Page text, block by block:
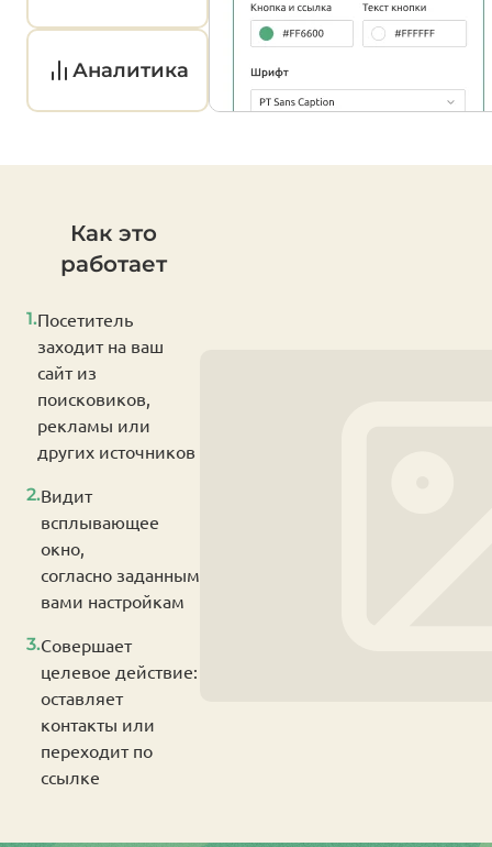
Аналитика
Как это
работает
1.Посетитель
заходит на ваш
сайт из
поисковиков,
рекламы или
других источников
2.Видит
всплывающее
окно,
согласно заданным
вами настройкам
3.Совершает
целевое действие:
оставляет
контакты или
переходит по
ссылке